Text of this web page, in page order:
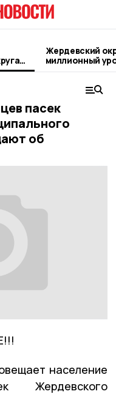
Жердевский
миллионный
области
пасек
об
население
Жердевского